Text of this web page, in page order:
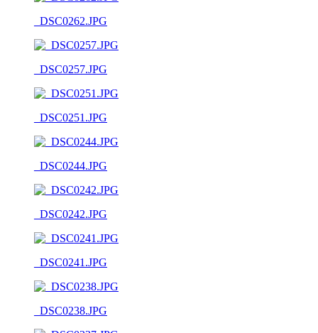
_DSC0262.JPG
_DSC0257.JPG
_DSC0251.JPG
_DSC0244.JPG
_DSC0242.JPG
_DSC0241.JPG
_DSC0238.JPG